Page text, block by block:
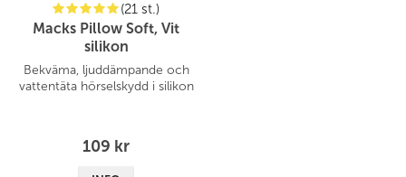
(21 st.)
Macks Pillow Soft, Vit
silikon
Bekväma, ljuddämpande och
vattentäta hörselskydd i silikon
109 kr